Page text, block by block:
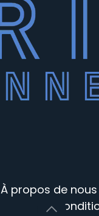
À propos de nous